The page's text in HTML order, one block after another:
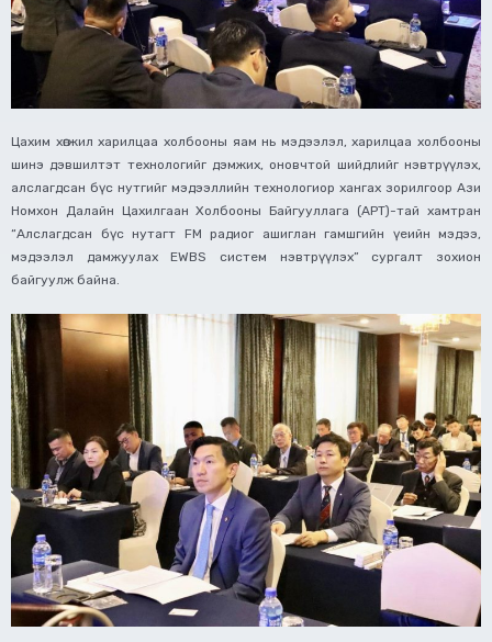
Цахим хөгжил харилцаа холбооны яам нь мэдээлэл, харилцаа холбооны
шинэ дэвшилтэт технологийг дэмжих, оновчтой шийдлийг нэвтрүүлэх,
алслагдсан бүс нутгийг мэдээллийн технологиор хангах зорилгоор Ази
Номхон Далайн Цахилгаан Холбооны Байгууллага (APT)-тай хамтран
“Алслагдсан бүс нутагт FM радиог ашиглан гамшгийн үеийн мэдээ,
мэдээлэл дамжуулах EWBS систем нэвтрүүлэх” сургалт зохион
байгуулж байна.